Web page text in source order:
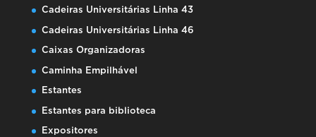
Cadeiras Universitárias Linha 43
Cadeiras Universitárias Linha 46
Caixas Organizadoras
Caminha Empilhável
Estantes
Estantes para biblioteca
Expositores